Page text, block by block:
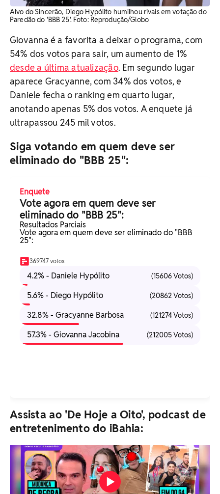
Alvo do Sincerão, Diego Hypólito humilhou rivais em votação do
Paredão do 'BBB 25'. Foto: Reprodução/Globo
Giovanna é a favorita a deixar o programa, com
54% dos votos para sair, um aumento de 1%
desde a última atualização. Em segundo lugar
aparece Gracyanne, com 34% dos votos, e
Daniele fecha o ranking em quarto lugar,
anotando apenas 5% dos votos. A enquete já
ultrapassou 245 mil votos.
Siga votando em quem deve ser
eliminado do "BBB 25":
Enquete
Vote agora em quem deve ser
eliminado do "BBB 25":
Resultados Parciais
Vote agora em quem deve ser eliminado do "BBB
25":
369747 votos
4.2% - Daniele Hypólito (15606 Votos)
5.6% - Diego Hypólito (20862 Votos)
32.8% - Gracyanne Barbosa (121274 Votos)
57.3% - Giovanna Jacobina (212005 Votos)
Assista ao 'De Hoje a Oito', podcast de
entretenimento do iBahia: